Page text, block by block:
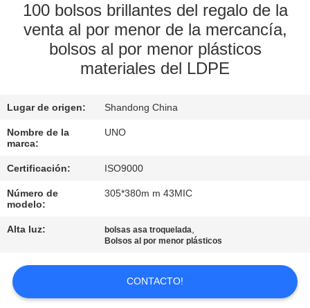
FÁBRICA
CONTROL
CALIDAD
ÉNTRENOS
EN
CONTACTO
CON
NOTICIAS
100 bolsos brillantes del regalo de la
venta al por menor de la mercancía,
bolsos al por menor plásticos
materiales del LDPE
Lugar de origen: Shandong China
Nombre de la
marca:
UNO
Certificación: ISO9000
Número de
modelo:
305*380m m 43MIC
Alta luz: bolsas asa troquelada,
Bolsos al por menor plásticos
CONTACTO!